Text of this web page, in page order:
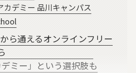
カデミー 品川キャンパス
から通えるオンラインフリー
ルなら
デミー」という選択肢も